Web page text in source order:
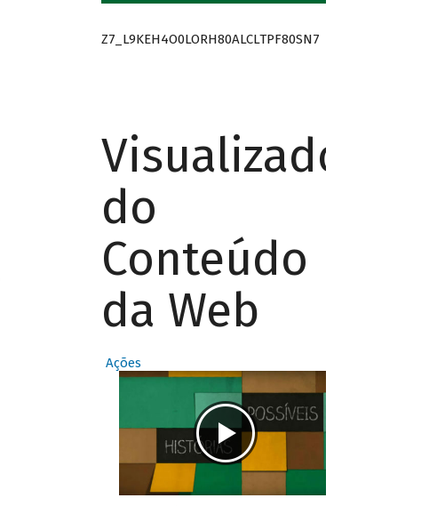
Z7_L9KEH4O0LORH80ALCLTPF80SN7
Visualizador
do
Conteúdo
da Web
Ações